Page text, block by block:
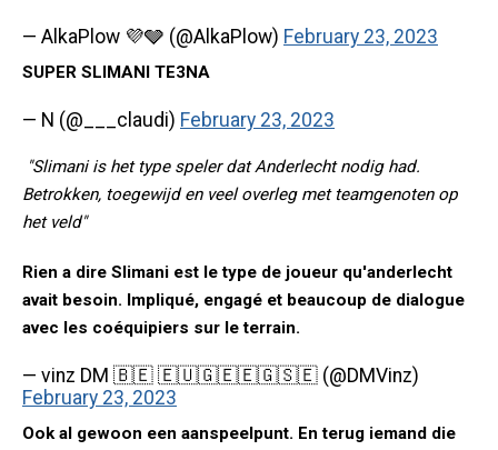
— AlkaPlow 💜🩶 (@AlkaPlow) February 23, 2023
SUPER SLIMANI TE3NA
— N (@___claudi) February 23, 2023
"Slimani is het type speler dat Anderlecht nodig had.
Betrokken, toegewijd en veel overleg met teamgenoten op
het veld"
Rien a dire Slimani est le type de joueur qu'anderlecht
avait besoin. Impliqué, engagé et beaucoup de dialogue
avec les coéquipiers sur le terrain.
— vinz DM 🇧🇪 🇪🇺🇬🇪🇪🇬🇸🇪 (@DMVinz)
February 23, 2023
Ook al gewoon een aanspeelpunt. En terug iemand die